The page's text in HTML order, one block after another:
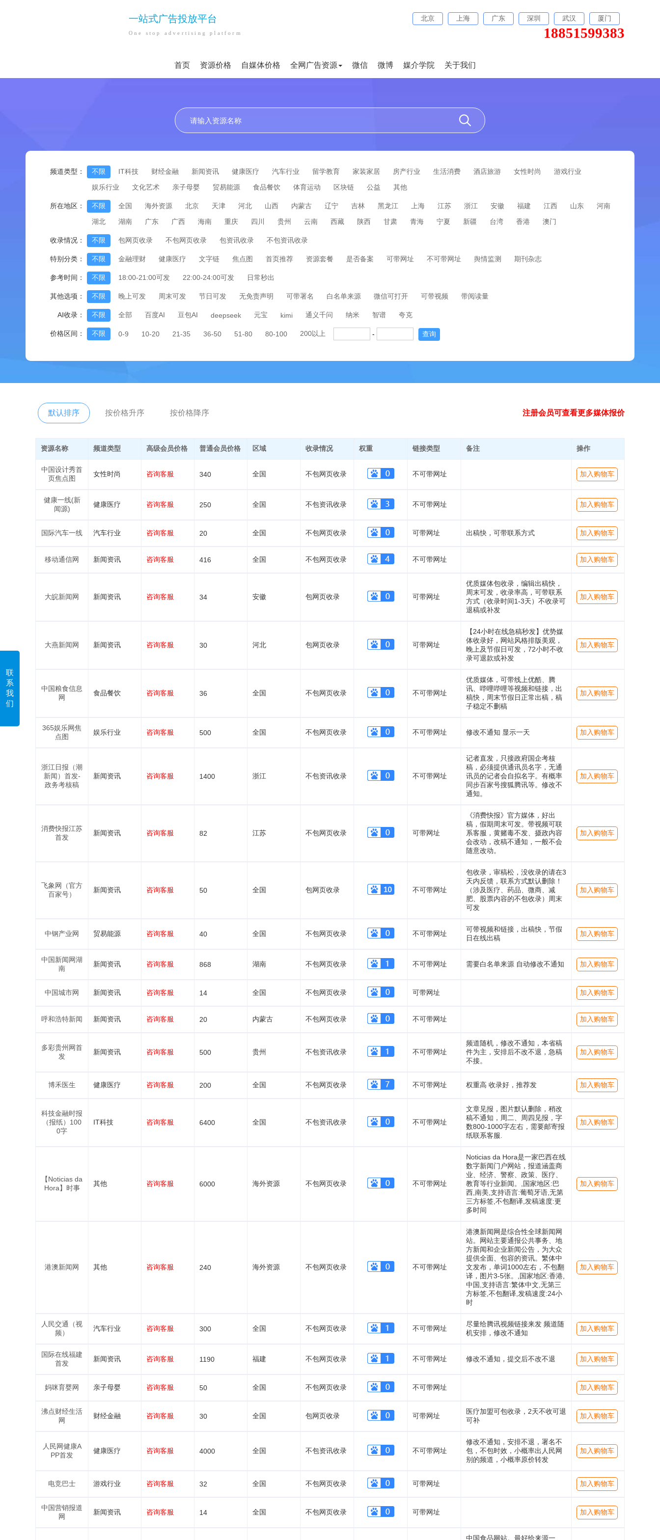
联
系
我
们
一站式广告投放平台
One stop advertising platform
北京 上海 广东 深圳 武汉 厦门
18851599383
首页 资源价格 自媒体价格 全网广告资源 微信 微博 媒介学院 关于我们
频道类型： 不限 IT科技 财经金融 新闻资讯 健康医疗 汽车行业 留学教育 家装家居 房产行业 生活消费 酒店旅游 女性时尚
游戏行业
娱乐行业
文化艺术 亲子母婴 贸易能源 食品餐饮 体育运动 区块链 公益 其他
所在地区： 不限 全国 海外资源 北京 天津 河北 山西 内蒙古 辽宁 吉林 黑龙江 上海 江苏 浙江 安徽 福建 江西 山东
河南
湖北
湖南 广东 广西 海南 重庆 四川 贵州 云南 西藏 陕西 甘肃 青海 宁夏 新疆 台湾 香港 澳门
收录情况： 不限 包网页收录 不包网页收录 包资讯收录 不包资讯收录
特别分类： 不限 金融理财 健康医疗 文字链 焦点图 首页推荐 资源套餐 是否备案 可带网址 不可带网址 舆情监测 期刊杂志
参考时间： 不限 18:00-21:00可发 22:00-24:00可发 日常秒出
其他选项： 不限 晚上可发 周末可发 节日可发 无免责声明 可带署名 白名单来源 微信可打开 可带视频 带阅读量
AI收录： 不限 全部 百度AI 豆包AI deepseek 元宝 kimi 通义千问 纳米 智谱 夸克
价格区间： 不限 0-9 10-20 21-35 36-50 51-80 80-100 200以上 - 查询
默认排序 按价格升序 按价格降序 注册会员可查看更多媒体报价
资源名称 频道类型 高级会员价格 普通会员价格 区域 收录情况 权重 链接类型 备注 操作
中国设计秀首
页焦点图
女性时尚 咨询客服 340 全国 不包网页收录 不可带网址 加入购物车
健康一线(新
闻源)
健康医疗 咨询客服 250 全国 不包资讯收录 不可带网址 加入购物车
国际汽车一线 汽车行业 咨询客服 20 全国 不包网页收录 可带网址 出稿快，可带联系方式 加入购物车
移动通信网 新闻资讯 咨询客服 416 全国 不包网页收录 不可带网址 加入购物车
大皖新闻网 新闻资讯 咨询客服 34 安徽 包网页收录 可带网址
优质媒体包收录，编辑出稿快，
周末可发，收录率高，可带联系
方式（收录时间1-3天）不收录可
退稿或补发
加入购物车
大燕新闻网 新闻资讯 咨询客服 30 河北 包网页收录 可带网址
【24小时在线急稿秒发】优势媒
体收录好，网站风格排版美观，
晚上及节假日可发，72小时不收
录可退款或补发
加入购物车
中国粮食信息
网
食品餐饮 咨询客服 36 全国 不包网页收录 不可带网址
优质媒体，可带线上优酷、腾
讯、哔哩哔哩等视频和链接，出
稿快，周末节假日正常出稿，稿
子稳定不删稿
加入购物车
365娱乐网焦
点图
娱乐行业 咨询客服 500 全国 不包网页收录 不可带网址 修改不通知 显示一天 加入购物车
浙江日报（潮
新闻）首发-
政务考核稿
新闻资讯 咨询客服 1400 浙江 不包资讯收录 不可带网址
记者直发，只接政府国企考核
稿，必须提供通讯员名字，无通
讯员的记者会自拟名字。有概率
同步百家号搜狐腾讯等。修改不
通知。
加入购物车
消费快报江苏
首发
新闻资讯 咨询客服 82 江苏 不包网页收录 可带网址
《消费快报》官方媒体，好出
稿，假期周末可发。带视频可联
系客服，黄赌毒不发、摄政内容
会改动，改稿不通知，一般不会
随意改动。
加入购物车
飞象网（官方
百家号）
新闻资讯 咨询客服 50 全国 包网页收录 不可带网址
包收录，审稿松，没收录的请在3
天内反馈，联系方式默认删除！
（涉及医疗、药品、微商、减
肥、股票内容的不包收录）周末
可发
加入购物车
中钢产业网 贸易能源 咨询客服 40 全国 不包网页收录 不可带网址
可带视频和链接，出稿快，节假
日在线出稿
加入购物车
中国新闻网湖
南
新闻资讯 咨询客服 868 湖南 不包网页收录 不可带网址 需要白名单来源 自动修改不通知 加入购物车
中国城市网 新闻资讯 咨询客服 14 全国 不包网页收录 可带网址 加入购物车
呼和浩特新闻 新闻资讯 咨询客服 20 内蒙古 不包网页收录 不可带网址 加入购物车
多彩贵州网首
发
新闻资讯 咨询客服 500 贵州 不包资讯收录 不可带网址
频道随机，修改不通知，本省稿
件为主，安排后不改不退，急稿
不接。
加入购物车
博禾医生 健康医疗 咨询客服 200 全国 不包网页收录 不可带网址 权重高 收录好，推荐发 加入购物车
科技金融时报
（报纸）100
0字
IT科技 咨询客服 6400 全国 不包资讯收录 不可带网址
文章见报，图片默认删除，稍改
稿不通知，周二、周四见报，字
数800-1000字左右，需要邮寄报
纸联系客服.
加入购物车
【Noticias da
Hora】时事
其他 咨询客服 6000 海外资源 不包网页收录 不可带网址
Noticias da Hora是一家巴西在线
数字新闻门户网站，报道涵盖商
业、经济、警察、政策、医疗、
教育等行业新闻。,国家地区:巴
西,南美,支持语言:葡萄牙语,无第
三方标签,不包翻译,发稿速度:更
多时间
加入购物车
港澳新闻网 其他 咨询客服 240 海外资源 不包网页收录 不可带网址
港澳新闻网是综合性全球新闻网
站。网站主要通报公共事务、地
方新闻和企业新闻公告，为大众
提供全面、包容的资讯。繁体中
文发布，单词1000左右，不包翻
译，图片3-5张。,国家地区:香港,
中国,支持语言:繁体中文,无第三
方标签,不包翻译,发稿速度:24小
时
加入购物车
人民交通（视
频）
汽车行业 咨询客服 300 全国 不包网页收录 不可带网址
尽量给腾讯视频链接来发 频道随
机安排，修改不通知
加入购物车
国际在线福建
首发
新闻资讯 咨询客服 1190 福建 不包网页收录 不可带网址 修改不通知，提交后不改不退 加入购物车
妈咪育婴网 亲子母婴 咨询客服 50 全国 不包网页收录 不可带网址 加入购物车
沸点财经生活
网
财经金融 咨询客服 30 全国 包网页收录 可带网址
医疗加盟可包收录，2天不收可退
可补
加入购物车
人民网健康A
PP首发
健康医疗 咨询客服 4000 全国 不包资讯收录 不可带网址
修改不通知，安排不退，署名不
包，不包时效，小概率出人民网
别的频道，小概率原价转发
加入购物车
电竞巴士 游戏行业 咨询客服 32 全国 不包网页收录 可带网址 加入购物车
中国营销报道
网
新闻资讯 咨询客服 14 全国 不包网页收录 可带网址 加入购物车
中国食品网站。最好给来源一